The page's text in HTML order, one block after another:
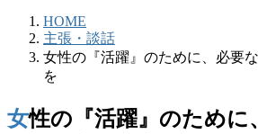
HOME
主張・談話
女性の『活躍』のために、必要
を
女性の『活躍』のために、必要な公的